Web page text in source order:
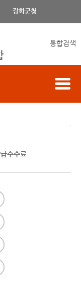
강화군청
통합검색
수수료